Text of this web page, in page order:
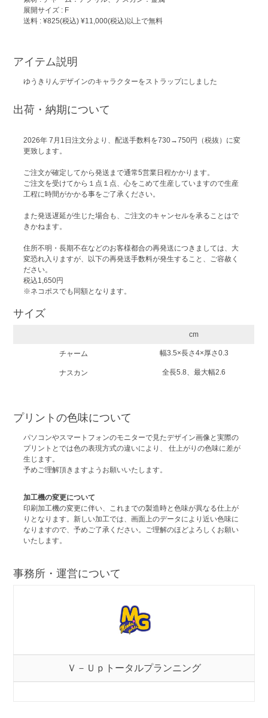
展開サイズ : F
送料 : ¥825(税込) ¥11,000(税込)以上で無料
アイテム説明
ゆうきりんデザインのキャラクターをストラップにしました
出荷・納期について
2026年 7月1日注文分より、配送手数料を730→750円（税抜）に変
更致します。
ご注文が確定してから発送まで通常5営業日程かかります。
ご注文を受けてから１点１点、心をこめて生産していますので生産
工程に時間がかかる事をご了承ください。
また発送遅延が生じた場合も、ご注文のキャンセルを承ることはで
きかねます。
住所不明・長期不在などのお客様都合の再発送につきましては、大
変恐れ入りますが、以下の再発送手数料が発生すること、ご容赦く
ださい。
税込1,650円
※ネコポスでも同額となります。
サイズ
cm
チャーム 幅3.5×長さ4×厚さ0.3
ナスカン 全長5.8、最大幅2.6
プリントの色味について
パソコンやスマートフォンのモニターで見たデザイン画像と実際の
プリントとでは色の表現方式の違いにより、 仕上がりの色味に差が
生じます。
予めご理解頂きますようお願いいたします。
加工機の変更について
印刷加工機の変更に伴い、これまでの製造時と色味が異なる仕上が
りとなります。新しい加工では、画面上のデータにより近い色味に
なりますので、予めご了承ください。ご理解のほどよろしくお願い
いたします。
事務所・運営について
Ｖ－Ｕｐトータルプランニング